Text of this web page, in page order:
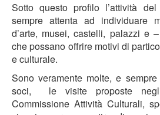
Sotto questo profilo l’attività
sempre attenta ad individuare
d’arte, musei, castelli, palazzi e
che possano offrire motivi di
e culturale.
Sono veramente molte, e
soci, le visite proposte
Commissione Attività Culturali,